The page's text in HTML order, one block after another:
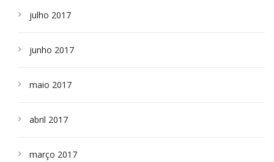
julho 2017
junho 2017
maio 2017
abril 2017
março 2017